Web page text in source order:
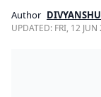
Author
UPDATED: FRI, 12